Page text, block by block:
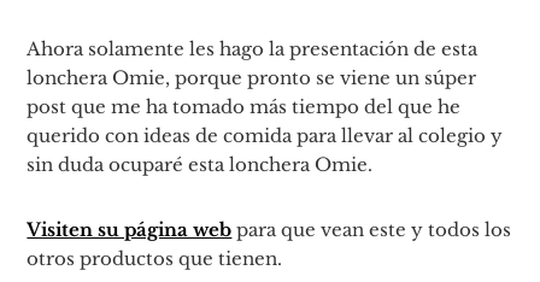
Ahora solamente les hago la presentación de esta
lonchera Omie, porque pronto se viene un súper
post que me ha tomado más tiempo del que he
querido con ideas de comida para llevar al colegio y
sin duda ocuparé esta lonchera Omie.
Visiten su página web para que vean este y todos los
otros productos que tienen.